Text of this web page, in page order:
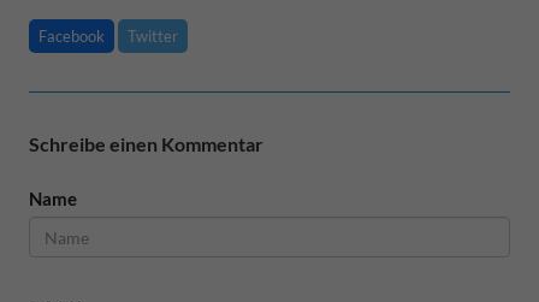
Facebook Twitter
Schreibe einen Kommentar
Name